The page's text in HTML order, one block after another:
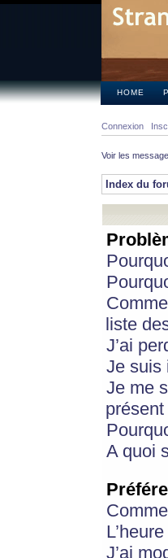
HOME
Connexion
Voir les
Index du
liste
J’ai
Je suis
Je me
présent
A quoi
J’ai